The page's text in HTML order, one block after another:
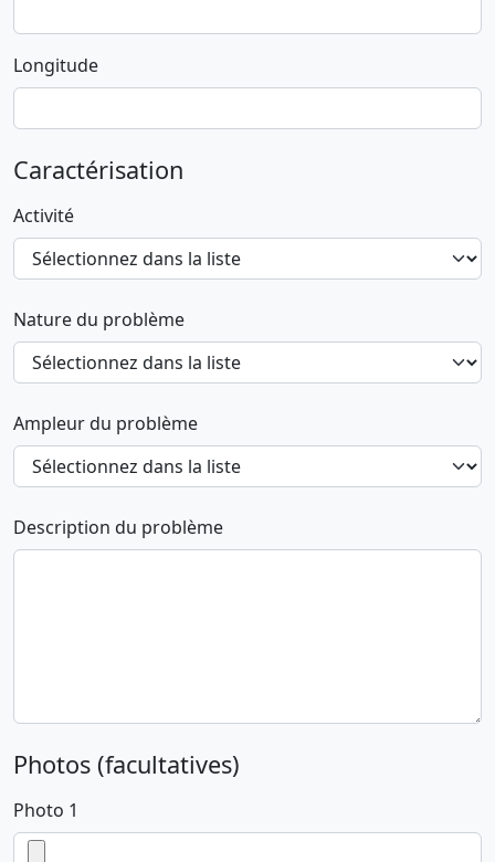
Longitude
Caractérisation
Activité
Nature du problème
Ampleur du problème
Description du problème
Photos (facultatives)
Photo 1